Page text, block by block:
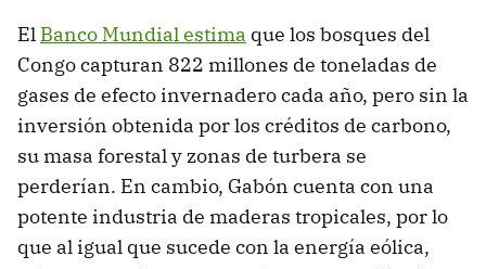
El Banco Mundial estima que los bosques del
Congo capturan 822 millones de toneladas de
gases de efecto invernadero cada año, pero sin la
inversión obtenida por los créditos de carbono,
su masa forestal y zonas de turbera se
perderían. En cambio, Gabón cuenta con una
potente industria de maderas tropicales, por lo
que al igual que sucede con la energía eólica,